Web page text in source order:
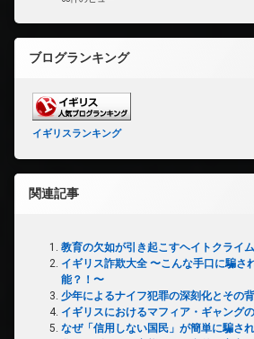
ブログランキング
イギリスランキング
関連記事
教育の欠如が引き起こすヘイトクライ
イギリス詐欺大全 〜こんな手口に騙さ
能？！〜
少年によるナイフ犯罪の深刻化とその
イギリスにおけるマフィア・ギャング
なぜ「信用しない国民」が簡単に騙さ